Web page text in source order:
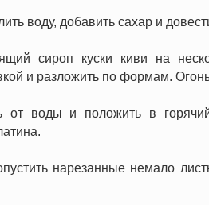
воду, добавить сахар и
сироп куски киви на
и разложить по формам.
от воды и положить в
нарезанные немало